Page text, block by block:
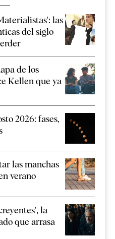
las
del siglo
de los
Kellen que ya
2026: fases,
las manchas
verano
la
que arrasa